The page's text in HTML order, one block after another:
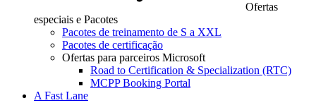
Ofertas
especiais e Pacotes
Pacotes de treinamento de S a XXL
Pacotes de certificação
Ofertas para parceiros Microsoft
Road to Certification & Specialization (RTC)
MCPP Booking Portal
A Fast Lane